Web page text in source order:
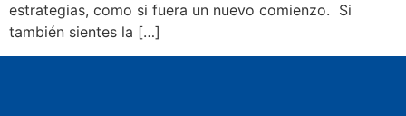
estrategias, como si fuera un nuevo comienzo. Si
también sientes la […]